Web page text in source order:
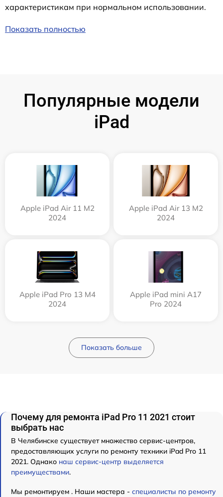
характеристикам при нормальном использовании.
Показать полностью
Популярные модели
iPad
Apple iPad Air 11 M2
2024
Apple iPad Air 13 M2
2024
Apple iPad Pro 13 M4
2024
Apple iPad mini A17
Pro 2024
Показать больше
Почему для ремонта iPad Pro 11 2021 стоит
выбрать нас
В Челябинске существует множество сервис-центров,
предоставляющих услуги по ремонту техники iPad Pro 11
2021. Однако наш сервис-центр выделяется
преимуществами.
Мы ремонтируем . Наши мастера - специалисты по ремонту